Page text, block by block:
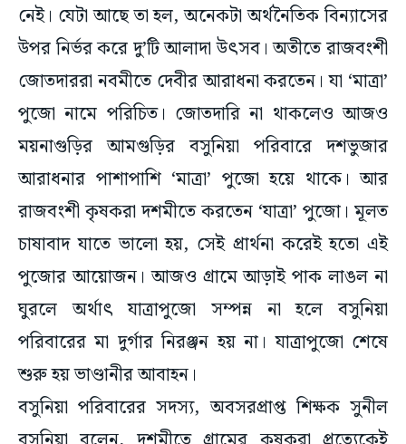
নেই। যেটা আছে তা হল, অনেকটা অর্থনৈতিক বিন্যাসের
উপর নির্ভর করে দু’টি আলাদা উৎসব। অতীতে রাজবংশী
জোতদাররা নবমীতে দেবীর আরাধনা করতেন। যা ‘মাত্রা’
পুজো নামে পরিচিত। জোতদারি না থাকলেও আজও
ময়নাগুড়ির আমগুড়ির বসুনিয়া পরিবারে দশভুজার
আরাধনার পাশাপাশি ‘মাত্রা’ পুজো হয়ে থাকে। আর
রাজবংশী কৃষকরা দশমীতে করতেন ‘যাত্রা’ পুজো। মূলত
চাষাবাদ যাতে ভালো হয়, সেই প্রার্থনা করেই হতো এই
পুজোর আয়োজন। আজও গ্রামে আড়াই পাক লাঙল না
ঘুরলে অর্থাৎ যাত্রাপুজো সম্পন্ন না হলে বসুনিয়া
পরিবারের মা দুর্গার নিরঞ্জন হয় না। যাত্রাপুজো শেষে
শুরু হয় ভাণ্ডানীর আবাহন।
বসুনিয়া পরিবারের সদস্য, অবসরপ্রাপ্ত শিক্ষক সুনীল